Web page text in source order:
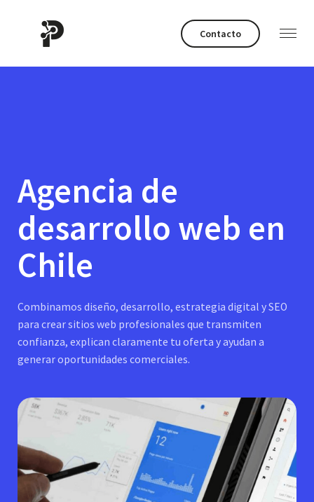
Contacto
Agencia de
desarrollo web en
Chile
Combinamos diseño, desarrollo, estrategia digital y SEO
para crear sitios web profesionales que transmiten
confianza, explican claramente tu oferta y ayudan a
generar oportunidades comerciales.